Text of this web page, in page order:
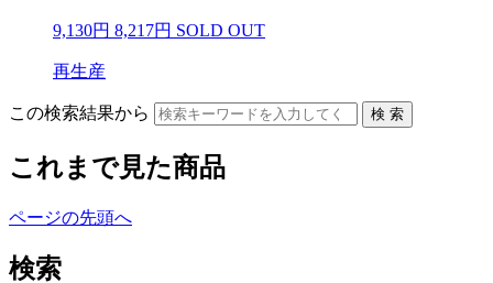
9,130円 8,217円 SOLD OUT
再生産
この検索結果から
これまで見た商品
ページの先頭へ
検索